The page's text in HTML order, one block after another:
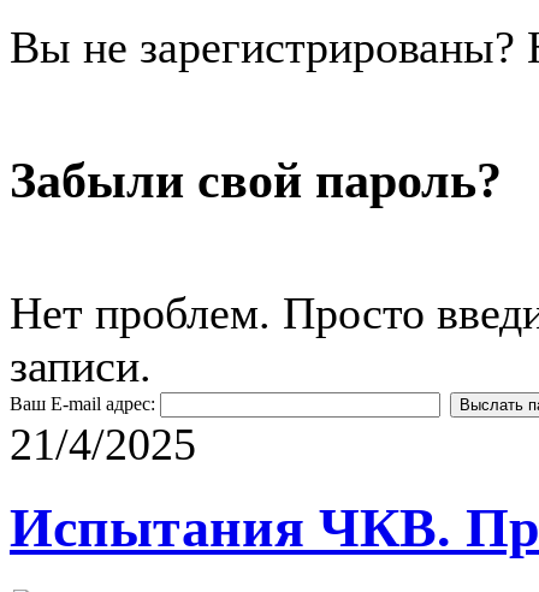
Вы не
Забыли свой пароль?
Нет проблем. Просто
записи.
Ваш E-mail адрес:
21/4/2025
Испытания ЧКВ.